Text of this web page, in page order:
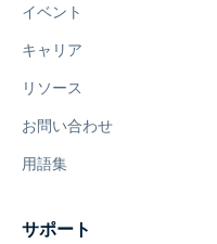
イベント
キャリア
リソース
お問い合わせ
用語集
サポート